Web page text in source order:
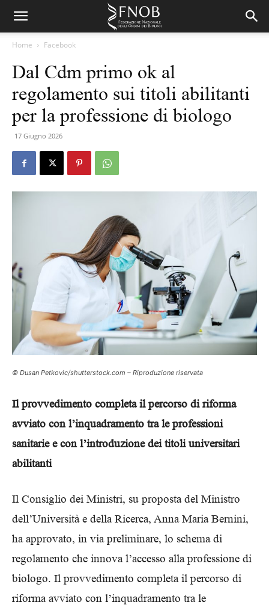
Home Facebook
Dal Cdm primo ok al
regolamento sui titoli abilitanti
per la professione di biologo
17 Giugno 2026
© Dusan Petkovic/shutterstock.com – Riproduzione riservata
Il provvedimento completa il percorso di riforma
avviato con l’inquadramento tra le professioni
sanitarie e con l’introduzione dei titoli universitari
abilitanti
Il Consiglio dei Ministri, su proposta del Ministro
dell’Università e della Ricerca, Anna Maria Bernini,
ha approvato, in via preliminare, lo schema di
regolamento che innova l’accesso alla professione di
biologo. Il provvedimento completa il percorso di
riforma avviato con l’inquadramento tra le